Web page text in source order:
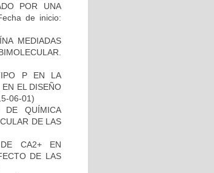
POR UNA
de inicio:
MEDIADAS
P EN LA
EL DISEÑO
06-01)
DE QUÍMICA
DE LAS
DE CA2+ EN
DE LAS